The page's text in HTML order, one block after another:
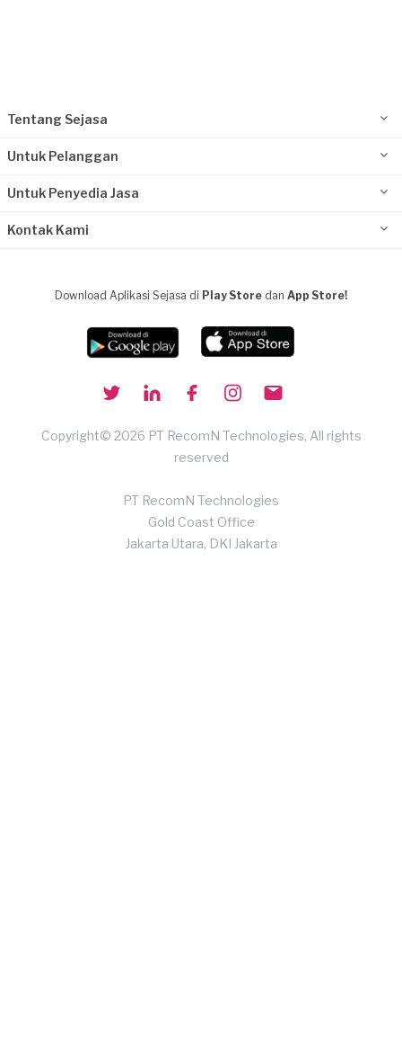
Tentang Sejasa
Untuk Pelanggan
Untuk Penyedia Jasa
Kontak Kami
Download Aplikasi Sejasa di Play Store dan App Store!
Copyright© 2026 PT RecomN Technologies, All rights
reserved
PT RecomN Technologies
Gold Coast Office
Jakarta Utara, DKI Jakarta